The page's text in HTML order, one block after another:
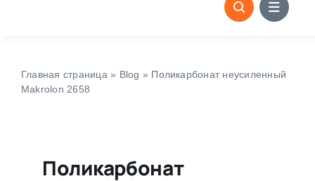
Главная страница » Blog » Поликарбонат неусиленный
Makrolon 2658
Поликарбонат